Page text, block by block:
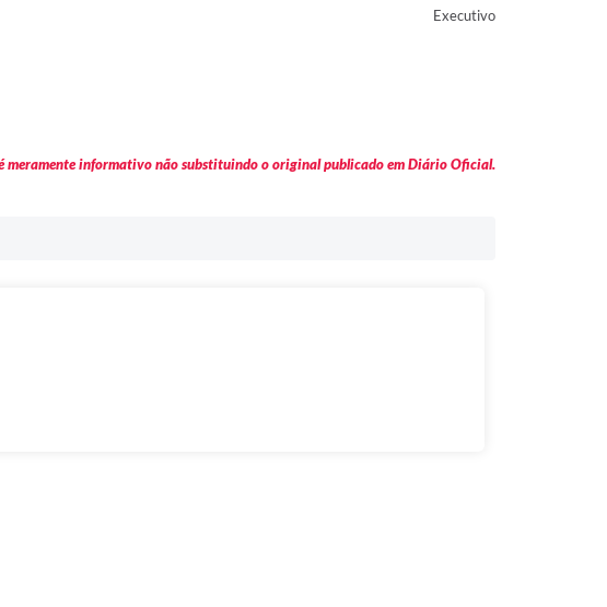
Executivo
meramente informativo não substituindo o original publicado em Diário Oficial.